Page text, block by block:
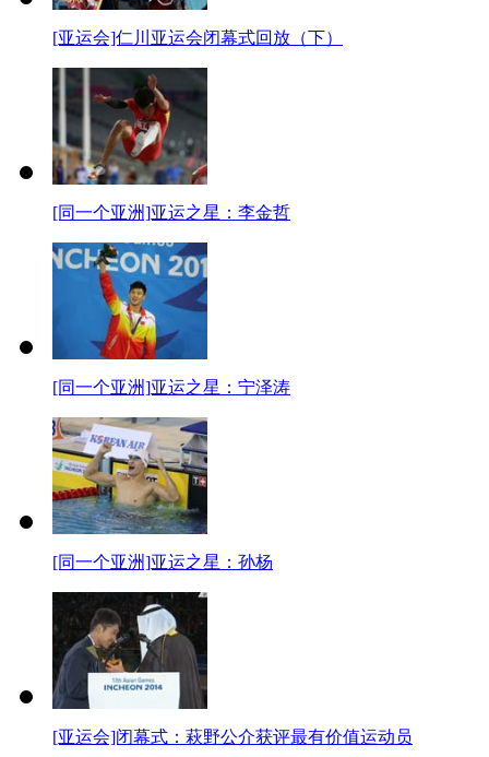
[亚运会]仁川亚运会闭幕式回放（下）
[同一个亚洲]亚运之星：李金哲
[同一个亚洲]亚运之星：宁泽涛
[同一个亚洲]亚运之星：孙杨
[亚运会]闭幕式：萩野公介获评最有价值运动员